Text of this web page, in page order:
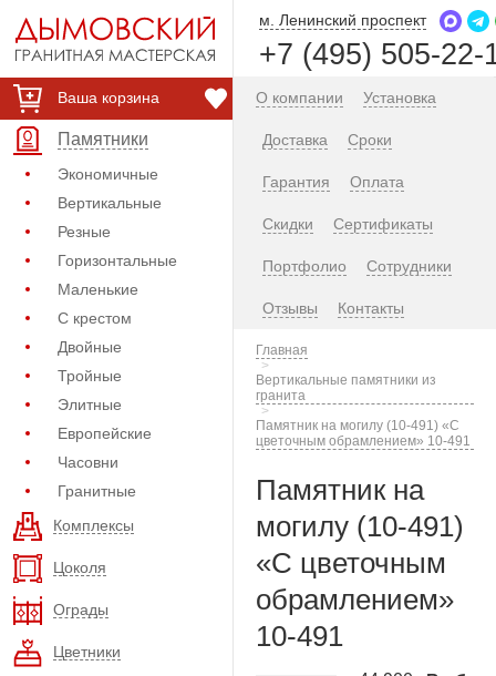
Ваша корзина
Памятники
Экономичные
Вертикальные
Резные
Горизонтальные
Маленькие
С крестом
Двойные
Тройные
Элитные
Европейские
Часовни
Гранитные
Комплексы
Цоколя
Ограды
Цветники
м. Ленинский проспект
+7 (495) 505-22-
О компании Установка
Доставка Сроки
Гарантия Оплата
Скидки Сертификаты
Портфолио Сотрудники
Отзывы Контакты
Главная
Вертикальные памятники из
гранита
Памятник на могилу (10-491) «С
цветочным обрамлением» 10-491
Памятник на
могилу (10-491)
«С цветочным
обрамлением»
10-491